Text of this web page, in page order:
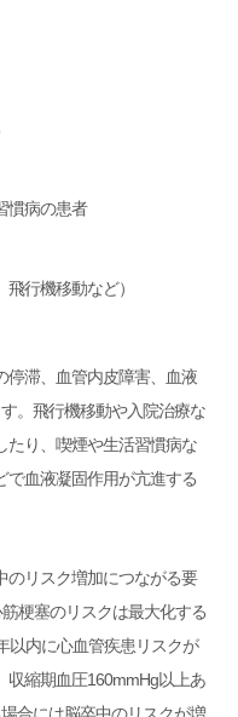
慣病の患者
行機移動など）
停滞、血管内皮障害、血液
。飛行機移動や入院治療な
たり、喫煙や生活習慣病な
で血液凝固作用が亢進する
のリスク増加につながる要
梗塞のリスクは最大化する
以内に心血管疾患リスクが
収縮期血圧160mmHg以上あ